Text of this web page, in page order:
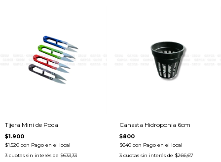
Tijera Mini de Poda
$1.900
$1.520 con Pago en el local
3 cuotas sin interés de $633,33
Canasta Hidroponia 6cm
$800
$640 con Pago en el local
3 cuotas sin interés de $266,67